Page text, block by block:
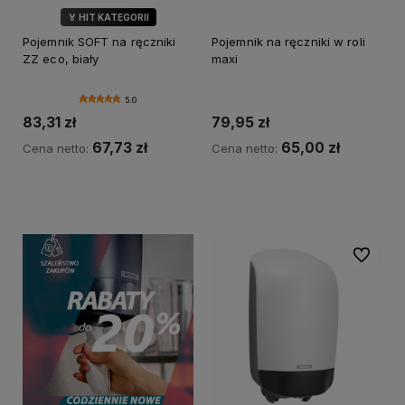
🏅 HIT KATEGORII
🌿 MARKA SOFT
Pojemnik SOFT na ręczniki
ZZ eco, biały
5.0
83,31 zł
Cena netto: 67,73 zł
Pojemnik na ręczniki w roli
maxi
79,95 zł
Cena netto: 65,00 zł
Do